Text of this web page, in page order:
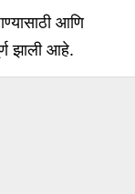
आणि
झाली आहे.